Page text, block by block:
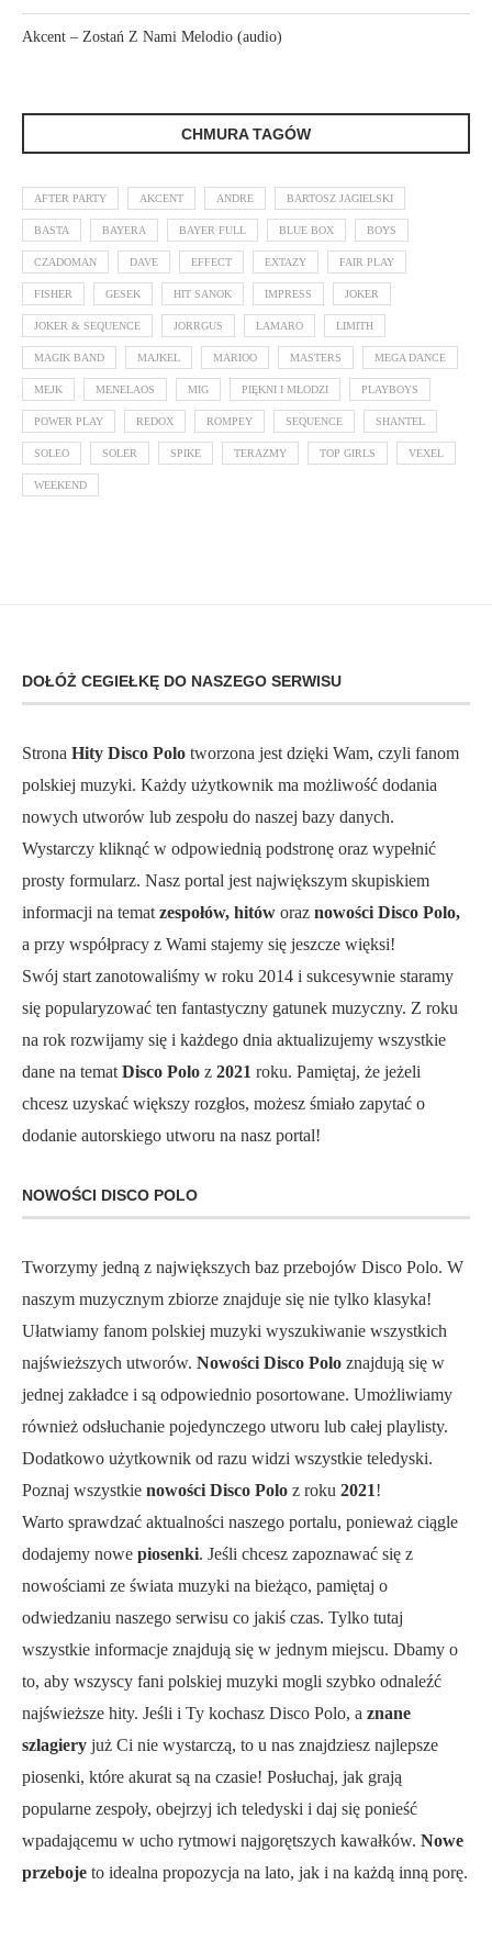
Akcent – Zostań Z Nami Melodio (audio)
CHMURA TAGÓW
AFTER PARTY AKCENT ANDRE BARTOSZ JAGIELSKI
BASTA BAYERA BAYER FULL BLUE BOX BOYS
CZADOMAN DAVE EFFECT EXTAZY FAIR PLAY
FISHER GESEK HIT SANOK IMPRESS JOKER
JOKER & SEQUENCE JORRGUS LAMARO LIMITH
MAGIK BAND MAJKEL MARIOO MASTERS MEGA DANCE
MEJK MENELAOS MIG PIĘKNI I MŁODZI PLAYBOYS
POWER PLAY REDOX ROMPEY SEQUENCE SHANTEL
SOLEO SOLER SPIKE TERAZMY TOP GIRLS VEXEL
WEEKEND
DOŁÓŻ CEGIEŁKĘ DO NASZEGO SERWISU
Strona Hity Disco Polo tworzona jest dzięki Wam, czyli fanom
polskiej muzyki. Każdy użytkownik ma możliwość dodania
nowych utworów lub zespołu do naszej bazy danych.
Wystarczy kliknąć w odpowiednią podstronę oraz wypełnić
prosty formularz. Nasz portal jest największym skupiskiem
informacji na temat zespołów, hitów oraz nowości Disco Polo,
a przy współpracy z Wami stajemy się jeszcze więksi!
Swój start zanotowaliśmy w roku 2014 i sukcesywnie staramy
się popularyzować ten fantastyczny gatunek muzyczny. Z roku
na rok rozwijamy się i każdego dnia aktualizujemy wszystkie
dane na temat Disco Polo z 2021 roku. Pamiętaj, że jeżeli
chcesz uzyskać większy rozgłos, możesz śmiało zapytać o
dodanie autorskiego utworu na nasz portal!
NOWOŚCI DISCO POLO
Tworzymy jedną z największych baz przebojów Disco Polo. W
naszym muzycznym zbiorze znajduje się nie tylko klasyka!
Ułatwiamy fanom polskiej muzyki wyszukiwanie wszystkich
najświeższych utworów. Nowości Disco Polo znajdują się w
jednej zakładce i są odpowiednio posortowane. Umożliwiamy
również odsłuchanie pojedynczego utworu lub całej playlisty.
Dodatkowo użytkownik od razu widzi wszystkie teledyski.
Poznaj wszystkie nowości Disco Polo z roku 2021!
Warto sprawdzać aktualności naszego portalu, ponieważ ciągle
dodajemy nowe piosenki. Jeśli chcesz zapoznawać się z
nowościami ze świata muzyki na bieżąco, pamiętaj o
odwiedzaniu naszego serwisu co jakiś czas. Tylko tutaj
wszystkie informacje znajdują się w jednym miejscu. Dbamy o
to, aby wszyscy fani polskiej muzyki mogli szybko odnaleźć
najświeższe hity. Jeśli i Ty kochasz Disco Polo, a znane
szlagiery już Ci nie wystarczą, to u nas znajdziesz najlepsze
piosenki, które akurat są na czasie! Posłuchaj, jak grają
popularne zespoły, obejrzyj ich teledyski i daj się ponieść
wpadającemu w ucho rytmowi najgorętszych kawałków. Nowe
przeboje to idealna propozycja na lato, jak i na każdą inną porę.